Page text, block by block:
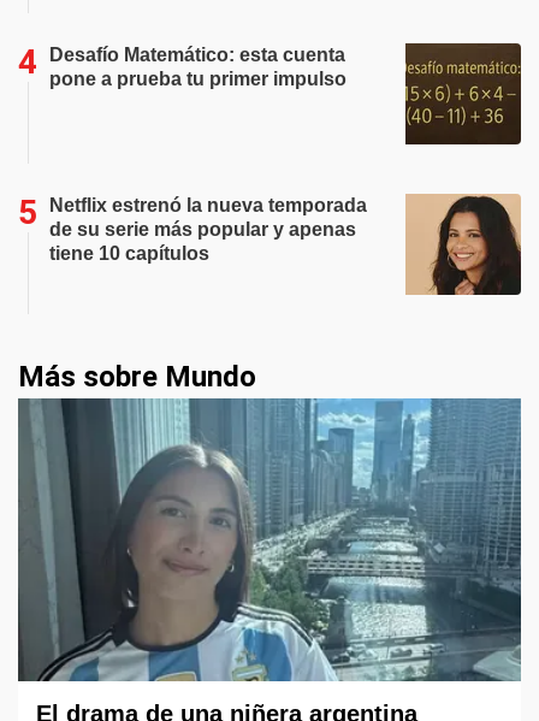
Desafío Matemático: esta cuenta
pone a prueba tu primer impulso
Netflix estrenó la nueva temporada
de su serie más popular y apenas
tiene 10 capítulos
Más sobre Mundo
El drama de una niñera argentina